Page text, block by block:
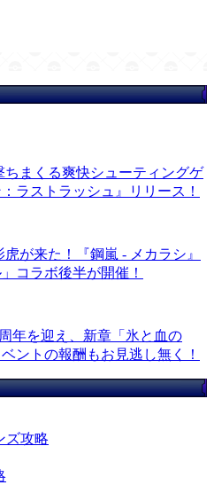
ちまくる爽快シューティングゲ
ラストラッシュ』リリース！
が来た！『鋼嵐 - メカラシ』
コラボ後半が開催！
年を迎え、新章「氷と血の
ントの報酬もお見逃し無く！
ズ攻略